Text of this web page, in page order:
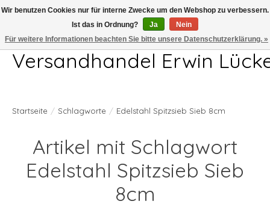
Telefon 04407 715872 MO-DO 7.00-17.00Uhr FR 7.00-13.00Uhr
Versandhandel Erwin
Startseite / Schlagworte / Edelstahl Spitzsieb Sieb 8cm
Artikel mit Schlagwort
Edelstahl Spitzsieb Sieb
8cm
Wir benutzen Cookies nur für interne Zwecke um den Webshop zu verbessern.
Ist das in Ordnung?
Ja
Nein
Für weitere Informationen beachten Sie bitte unsere Datenschutzerklärung. »